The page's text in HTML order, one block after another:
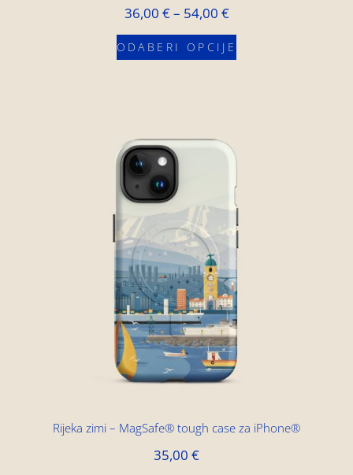
36,00 €– 54,00 €
ODABERI OPCIJE
Rijeka zimi – MagSafe® tough case za iPhone®
35,00 €